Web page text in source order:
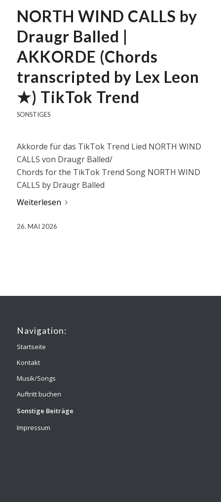
NORTH WIND CALLS by
Draugr Balled |
AKKORDE (Chords
transcripted by Lex Leon
★) TikTok Trend
SONSTIGES
Akkorde für das TikTok Trend Lied NORTH WIND
CALLS von Draugr Balled/
Chords for the TikTok Trend Song NORTH WIND
CALLS by Draugr Balled
Weiterlesen
26. MAI 2026
Navigation:
Startseite
Kontakt
Musik/Songs
Auftritt buchen
Sonstige Beiträge
Impressum